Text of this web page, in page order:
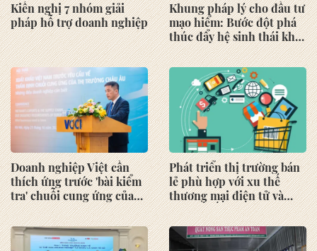
Kiến nghị 7 nhóm giải
pháp hỗ trợ doanh nghiệp
Khung pháp lý cho đầu tư
mạo hiểm: Bước đột phá
thúc đẩy hệ sinh thái khởi
sáng tạo
Doanh nghiệp Việt cần
thích ứng trước 'bài kiểm
tra' chuỗi cung ứng của
châu Âu
Phát triển thị trường bán
lẻ phù hợp với xu thế
thương mại điện tử và
kinh tế số